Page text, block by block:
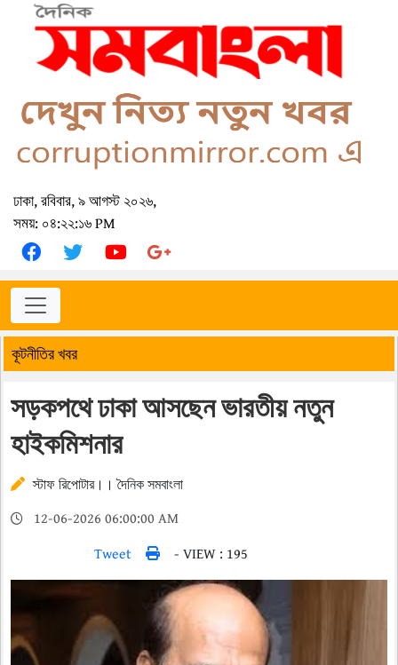
ঢাকা, রবিবার, ৯ আগস্ট ২০২৬,
সময়: ০৪:২২:১৬ PM
কূটনীতির খবর
সড়কপথে ঢাকা আসছেন ভারতীয় নতুন
হাইকমিশনার
স্টাফ রিপোটার।। দৈনিক সমবাংলা
12-06-2026 06:00:00 AM
Tweet
- VIEW : 195